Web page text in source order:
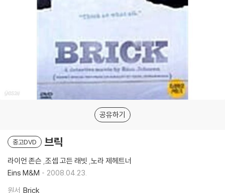
공유하기
중고DVD 브릭
라이언 존슨 ,조셉 고든 래빗 ,노라 제헤트너
Eins M&M
2008.04.23.
원서 Brick